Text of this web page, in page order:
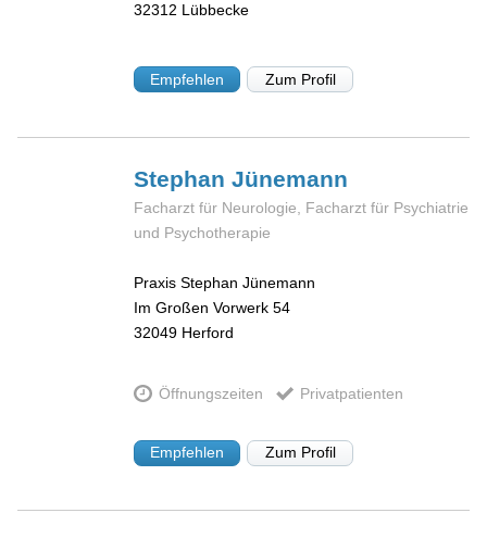
32312 Lübbecke
Empfehlen Zum Profil
StephanJünemann
Facharzt für Neurologie, Facharzt für Psychiatrie
und Psychotherapie
Praxis Stephan Jünemann
Im Großen Vorwerk 54
32049 Herford
Öffnungszeiten Privatpatienten
Empfehlen Zum Profil